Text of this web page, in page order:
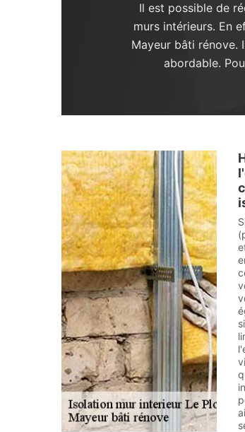
Il est possible de
murs intérieurs. En
Mayeur bâti rénove.
abordable.